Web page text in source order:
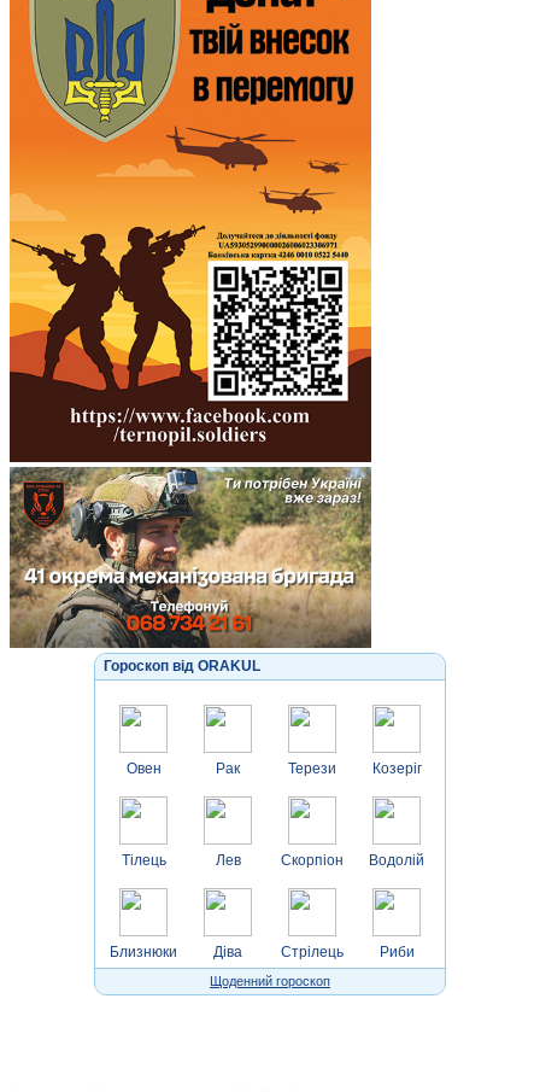
Гороскоп від ORAKUL
Овен
Тілець
Близнюки
Рак
Лев
Діва
Терези
Скорпіон
Стрілець
Козеріг
Водолій
Риби
Щоденний гороскоп